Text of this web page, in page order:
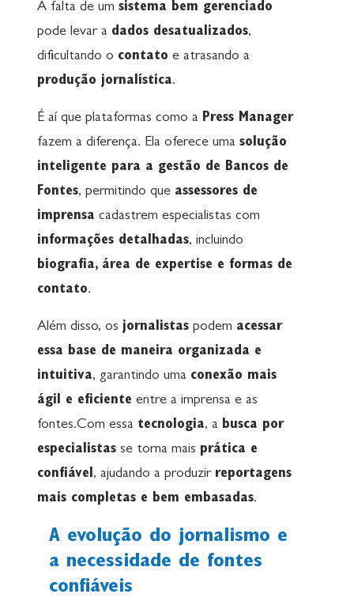
A falta de um sistema bem gerenciado
pode levar a dados desatualizados,
dificultando o contato e atrasando a
produção jornalística.
É aí que plataformas como a Press Manager
fazem a diferença. Ela oferece uma solução
inteligente para a gestão de Bancos de
Fontes, permitindo que assessores de
imprensa cadastrem especialistas com
informações detalhadas, incluindo
biografia, área de expertise e formas de
contato.
Além disso, os jornalistas podem acessar
essa base de maneira organizada e
intuitiva, garantindo uma conexão mais
ágil e eficiente entre a imprensa e as
fontes.Com essa tecnologia, a busca por
especialistas se torna mais prática e
confiável, ajudando a produzir reportagens
mais completas e bem embasadas.
A evolução do jornalismo e
a necessidade de fontes
confiáveis